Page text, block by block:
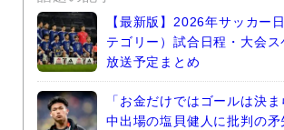
【最新版】2026年サッカー
テゴリー）試合日程・大会ス
放送予定まとめ
「お金だけではゴールは決
中出場の塩貝健人に批判の